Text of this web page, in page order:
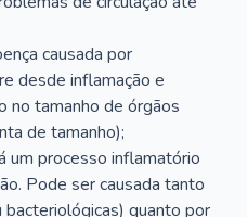
causada por
desde inflamação e
no tamanho de órgãos
de tamanho);
um processo inflamatório
Pode ser causada tanto
bacteriológicas) quanto por